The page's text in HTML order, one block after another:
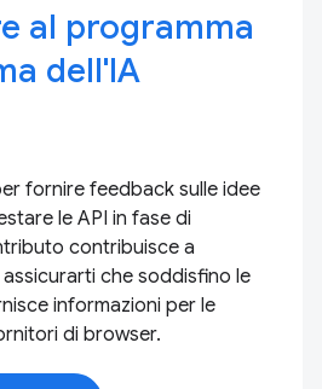
al programma
dell'IA
fornire feedback sulle idee
le API in fase di
contribuisce a
che soddisfino le
informazioni per le
di browser.